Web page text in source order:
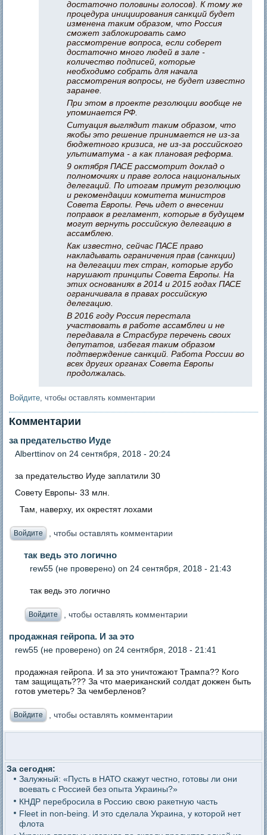
достаточно половины голосов). К тому же
процедура инициирования санкций будет
изменена таким образом, что Россия
сможет заблокировать само
рассмотрение вопроса, если соберет
достаточно много людей в зале -
количество подписей, которые
необходимо собрать для начала
рассмотрения вопросы, не будет известно
заранее.
При этом в проекте резолюции вообще не
упоминается РФ.
Ситуация выглядит таким образом, что
якобы это решение принимается не из-за
бюджетного кризиса, не из-за российского
ультиматума - а как плановая реформа.
9 октября ПАСЕ рассмотрит доклад о
полномочиях и праве голоса национальных
делегаций. По итогам примут резолюцию
и рекомендации комитета министров
Совета Европы. Речь идет о внесении
поправок в регламент, которые в будущем
могут вернуть российскую делегацию в
ассамблею.
Как известно, сейчас ПАСЕ право
накладывать ограничения прав (санкции)
на делегации тех стран, которые грубо
нарушают принципы Совета Европы. На
этих основаниях в 2014 и 2015 годах ПАСЕ
ограничивала в правах российскую
делегацию.
В 2016 году Россия перестала
участвовать в работе ассамблеи и не
передавала в Страсбург перечень своих
депутатов, избегая таким образом
подтверждение санкций. Работа России во
всех других органах Совета Европы
продолжалась.
Войдите, чтобы оставлять комментарии
Комментарии
за предательство Иуде
Аlberttinov on 24 сентября, 2018 - 20:24
за предательство Иуде заплатили 30
Совету Европы- 33 млн.
Там, наверху, их окрестят лохами
Войдите , чтобы оставлять комментарии
так ведь это логично
rew55 (не проверено) on 24 сентября, 2018 - 21:43
так ведь это логично
Войдите , чтобы оставлять комментарии
продажная гейропа. И за это
rew55 (не проверено) on 24 сентября, 2018 - 21:41
продажная гейропа. И за это уничтожают Трампа?? Кого
там защищать??? За что маериканский солдат докжен быть
готов уметерь? За чемберленов?
Войдите , чтобы оставлять комментарии
За сегодня:
Залужный: «Пусть в НАТО скажут честно, готовы ли они
воевать с Россией без опыта Украины?»
КНДР перебросила в Россию свою ракетную часть
Fleet in non-being. И это сделала Украина, у которой нет
флота